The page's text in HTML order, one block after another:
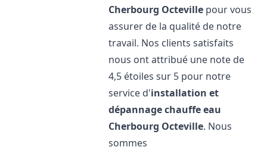
Cherbourg Octeville pour vous
assurer de la qualité de notre
travail. Nos clients satisfaits
nous ont attribué une note de
4,5 étoiles sur 5 pour notre
service d'installation et
dépannage chauffe eau
Cherbourg Octeville. Nous
sommes